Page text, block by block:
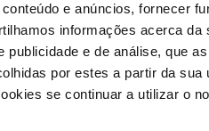
e anúncios, fornecer
informações acerca
e de análise, que
por estes a partir da sua
se continuar a utilizar o